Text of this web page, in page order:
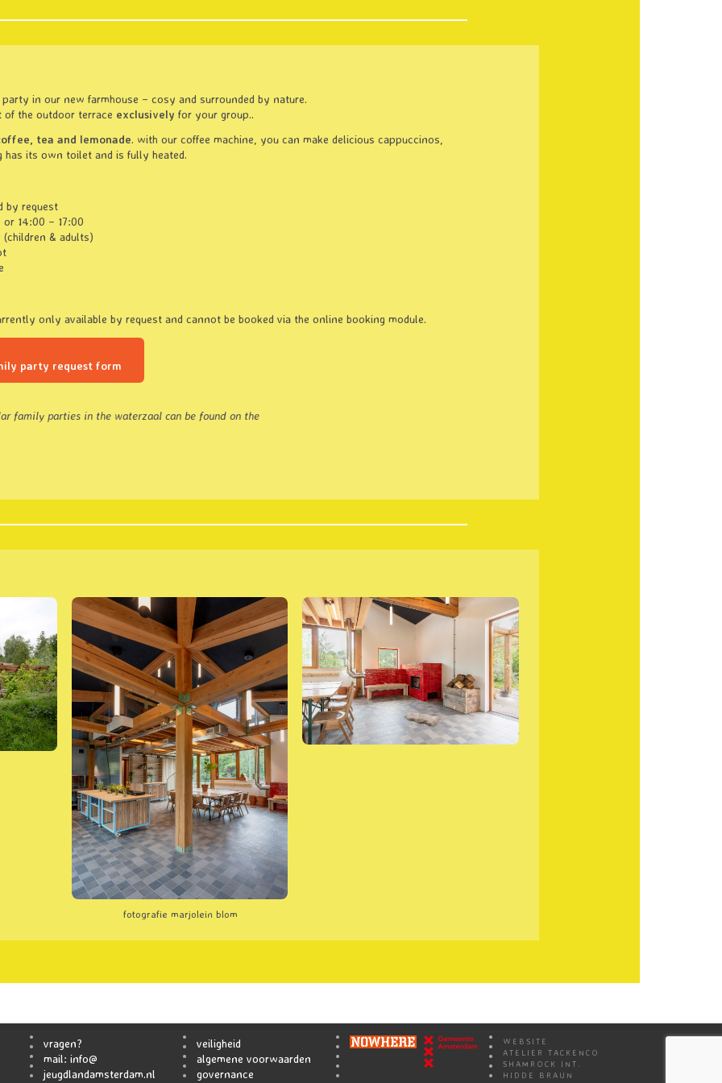
in our new farmhouse – cosy and surrounded by nature.
of the outdoor terrace exclusively for your group..
tea and lemonade. with our coffee machine, you can make delicious cappuccinos,
has its own toilet and is fully heated.
by request
14:00 – 17:00
& adults)
only available by request and cannot be booked via the online booking module.
party request form
family parties in the waterzaal can be found on the
fotografie marjolein blom
vragen?
mail: info@
jeugdlandamsterdam.nl
veiligheid
algemene voorwaarden
governance
WEBSITE
ATELIER TACKENCO
SHAMROCK INT.
HIDDE BRAUN